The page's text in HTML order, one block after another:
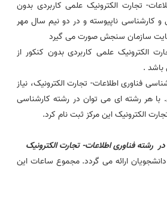
تجارت الکترونیک علمی کاربردی بدون
و کارشناسی ناپیوسته و در دو نیم سال مهر
سازمان سنجش صورت می گیرد
الکترونیک علمی کاربردی بدون کنکور از
.
فناوری اطلاعات- تجارت الکترونیک، نیاز
با هر رشته ای می توان در رشته کارشناسی
الکترونیک این مرکز ثبت نام کرد.
رشتهفناوری اطلاعات- تجارت الکترونیک
واحد برای دانشجویان ارائه می گردد. مجموع ساعات این